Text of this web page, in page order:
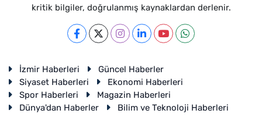
kritik bilgiler, doğrulanmış kaynaklardan derlenir.
İzmir Haberleri
Güncel Haberler
Siyaset Haberleri
Ekonomi Haberleri
Spor Haberleri
Magazin Haberleri
Dünya'dan Haberler
Bilim ve Teknoloji Haberleri